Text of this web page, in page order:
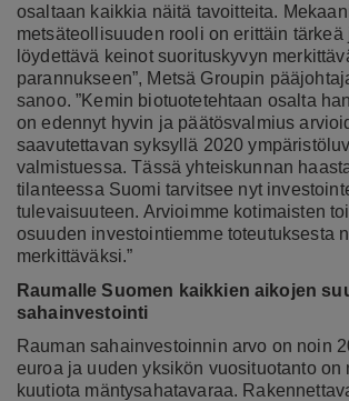
osaltaan kaikkia näitä tavoitteita.
metsäteollisuuden rooli on erittäin
löydettävä keinot suorituskyvyn
parannukseen”, Metsä Groupin
sanoo. ”Kemin biotuotetehtaan osalta
on edennyt hyvin ja päätösvalmius
saavutettavan syksyllä 2020
valmistuessa. Tässä yhteiskunnan
tilanteessa Suomi tarvitsee nyt
tulevaisuuteen. Arvioimme kotimaisten
osuuden investointiemme toteutuksesta
merkittäväksi.”
Raumalle Suomen kaikkien aikojen
sahainvestointi
Rauman sahainvestoinnin arvo on noin
euroa ja uuden yksikön vuosituotanto on
kuutiota mäntysahatavaraa.